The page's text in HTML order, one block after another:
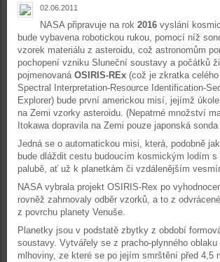
02.06.2011
NASA připravuje na rok 2016 vyslání
bude vybavena robotickou rukou, pomocí níž
vzorek materiálu z asteroidu, což astronomům
pochopení vzniku Sluneční soustavy a počátků
pojmenovaná OSIRIS-REx (což je zkratka
Spectral Interpretation-Resource Identification-
Explorer) bude první americkou misí, jejímž
na Zemi vzorky asteroidu. (Nepatrné množství
Itokawa dopravila na Zemi pouze japonská
Jedná se o automatickou misi, která, podobně
bude dláždit cestu budoucím kosmickým lodím s
palubě, ať už k planetkám či vzdálenějším
NASA vybrala projekt OSIRIS-Rex po
rovněž zahrnovaly odběr vzorků, a to z
z povrchu planety Venuše.
Planetky jsou v podstatě zbytky z období
soustavy. Vytvářely se z pracho-plynného
mlhoviny, ze které se po jejím smrštění před 4,5